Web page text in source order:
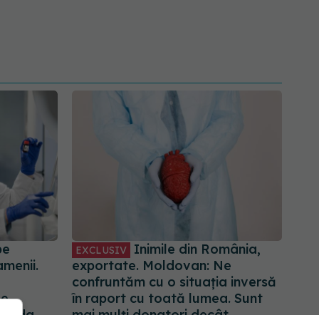
EXCLUSIV
Inimile din România,
exportate. Moldovan: Ne
confruntăm cu o situația inversă
în raport cu toată lumea. Sunt